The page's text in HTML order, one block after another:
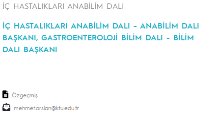
İÇ HASTALIKLARI ANABİLİM DALI
İÇ HASTALIKLARI ANABİLİM DALI - ANABİLİM DALI
BAŞKANI, GASTROENTEROLOJİ BİLİM DALI - BİLİM
DALI BAŞKANI
Özgeçmiş
mehmet.arslan